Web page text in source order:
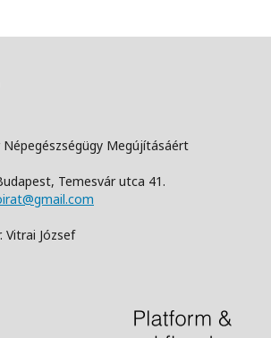
Népegészségügy Megújításáért
Temesvár utca 41.
Vitrai József